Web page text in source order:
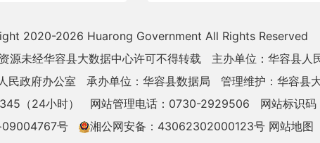
2020-2026 Huarong Government All Rights Reserved
源未经华容县大数据中心许可不得转载
主办单位：华容县人
民政府办公室
承办单位：华容县数据局
管理维护：华容县
（24小时）
网站管理电话：0730-2929506
网站标识
09004767号
湘公网安备：43062302000123号 网站地图